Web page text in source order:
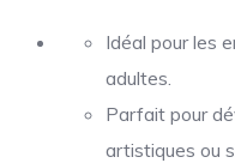
Idéal pour les
adultes.
Parfait pour
artistiques ou